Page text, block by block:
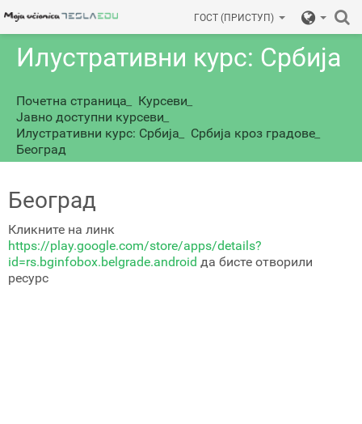
ГОСТ (ПРИСТУП)
Илустративни курс: Србија
Почетна страница Курсеви
Јавно доступни курсеви
Илустративни курс: Србија
Србија кроз градове_
Београд
Београд
Кликните на линк
https://play.google.com/store/apps/details?
id=rs.bginfobox.belgrade.android да бисте отворили
ресурс